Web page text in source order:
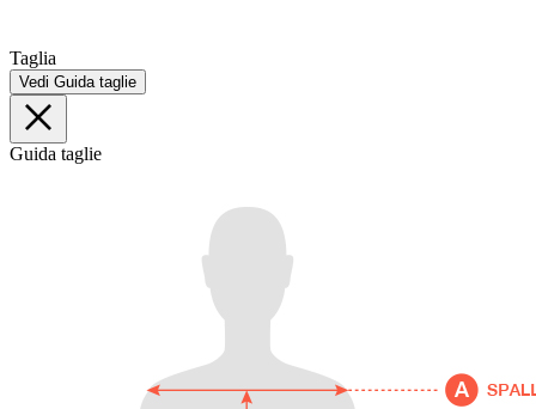
Taglia
Vedi Guida taglie
Guida taglie